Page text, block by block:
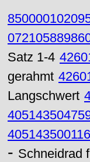
Satz 1-4
gerahmt
Langschwert
- Schneidrad